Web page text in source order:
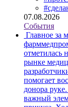
07.08.2026
События
Главное за
отметилась
рынке
помогает
донора
важный